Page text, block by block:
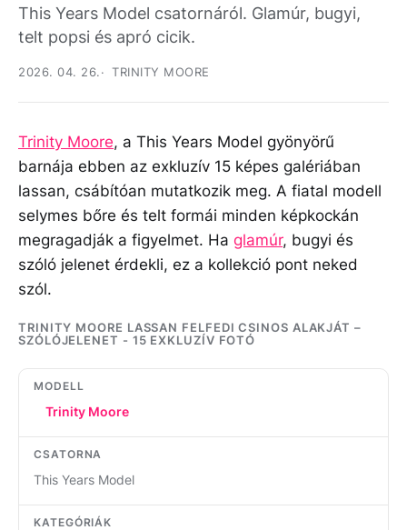
This Years Model csatornáról. Glamúr, bugyi,
telt popsi és apró cicik.
2026. 04. 26. TRINITY MOORE
Trinity Moore, a This Years Model gyönyörű
barnája ebben az exkluzív 15 képes galériában
lassan, csábítóan mutatkozik meg. A fiatal modell
selymes bőre és telt formái minden képkockán
megragadják a figyelmet. Ha glamúr, bugyi és
szóló jelenet érdekli, ez a kollekció pont neked
szól.
TRINITY MOORE LASSAN FELFEDI CSINOS ALAKJÁT –
SZÓLÓJELENET - 15 EXKLUZÍV FOTÓ
MODELL
Trinity Moore
CSATORNA
This Years Model
KATEGÓRIÁK